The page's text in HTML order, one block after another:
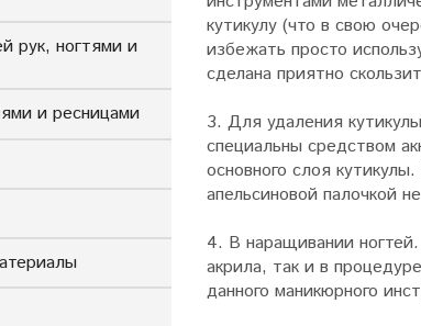
кутикулу (что в свою
избежать просто
сделана приятно
3. Для удаления
специальны средством
основного слоя
апельсиновой палочкой
4. В наращивании
акрила, так и в
данного маникюрного
рук, ногтями и
и ресницами